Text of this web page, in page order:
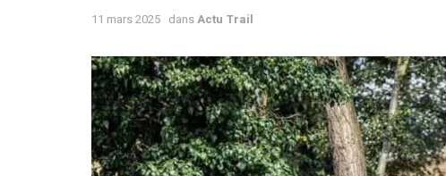
11 mars 2025 dansActu Trail